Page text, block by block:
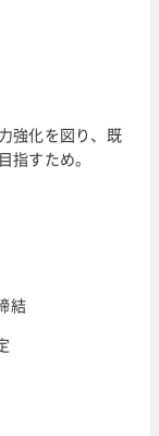
強化を図り、既
すため。
結